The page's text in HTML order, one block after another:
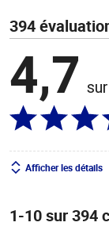
394
4,7
Afficher les détails
1-10 sur 394